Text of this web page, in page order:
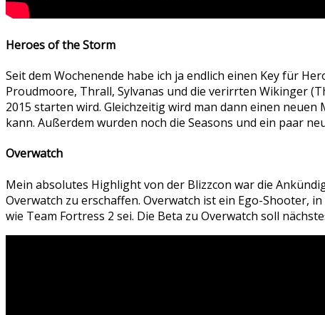
Heroes of the Storm
Seit dem Wochenende habe ich ja endlich einen Key für
Proudmoore, Thrall, Sylvanas und die verirrten Wikinger
2015 starten wird. Gleichzeitig wird man dann einen
kann. Außerdem wurden noch die Seasons und ein paar
Overwatch
Mein absolutes Highlight von der Blizzcon war die
Overwatch zu erschaffen. Overwatch ist ein Ego-Shooter,
wie Team Fortress 2 sei. Die Beta zu Overwatch soll